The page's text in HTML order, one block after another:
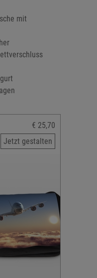
mit
€ 25,70
Jetzt gestalten